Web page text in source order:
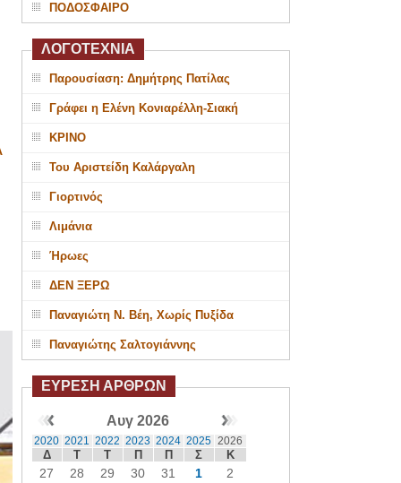
ΠΟΔΟΣΦΑΙΡΟ
ΛΟΓΟΤΕΧΝΙΑ
Παρουσίαση: Δημήτρης Πατίλας
Γράφει η Ελένη Κονιαρέλλη-Σιακή
ΚΡΙΝΟ
Του Αριστείδη Καλάργαλη
Γιορτινός
Λιμάνια
Ήρωες
ΔΕΝ ΞΕΡΩ
Παναγιώτη Ν. Βέη, Χωρίς Πυξίδα
Παναγιώτης Σαλτογιάννης
ΕΥΡΕΣΗ ΑΡΘΡΩΝ
Αυγ 2026
2020 2021 2022 2023 2024 2025 2026
Δ Τ Τ Π Π Σ Κ
27 28 29 30 31 1
2